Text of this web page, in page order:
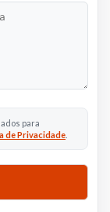
para
de Privacidade